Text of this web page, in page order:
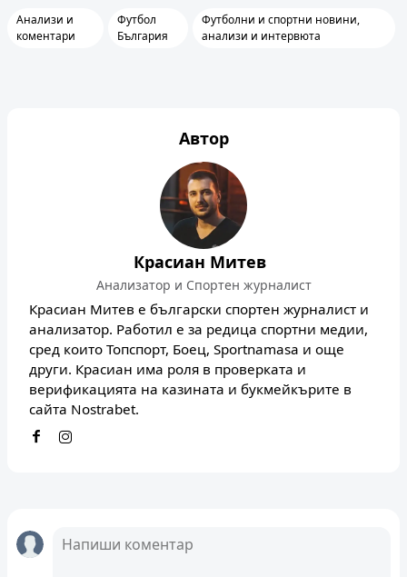
Анализи и
коментари
Футбол
България
Футболни и спортни новини,
анализи и интервюта
Автор
Красиан Митев
Анализатор и Спортен журналист
Красиан Митев е български спортен журналист и
анализатор. Работил е за редица спортни медии,
сред които Топспорт, Боец, Sportnamasa и още
други. Красиан има роля в проверката и
верификацията на казината и букмейкърите в
сайта Nostrabet.